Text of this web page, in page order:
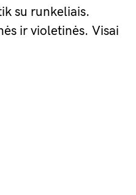
su runkeliais.
ir violetinės. Visai